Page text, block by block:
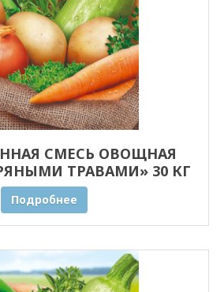
СМЕСЬ ОВОЩНАЯ
ТРАВАМИ» 30 КГ
ОПТОМ
Подробнее